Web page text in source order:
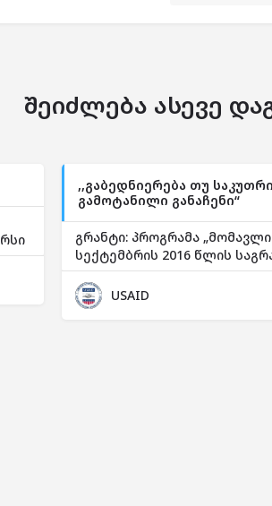
შეიძლება ასევე
,,გაბედნიერება თუ
გამოტანილი განაჩენი“
გრანტი: პროგრამა
სექტემბრის 2016 წლის
USAID